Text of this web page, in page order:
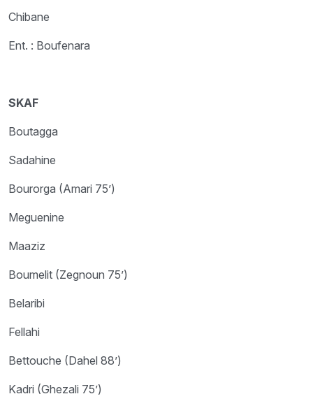
Chibane
Ent. : Boufenara
SKAF
Boutagga
Sadahine
Bourorga (Amari 75’)
Meguenine
Maaziz
Boumelit (Zegnoun 75’)
Belaribi
Fellahi
Bettouche (Dahel 88’)
Kadri (Ghezali 75’)